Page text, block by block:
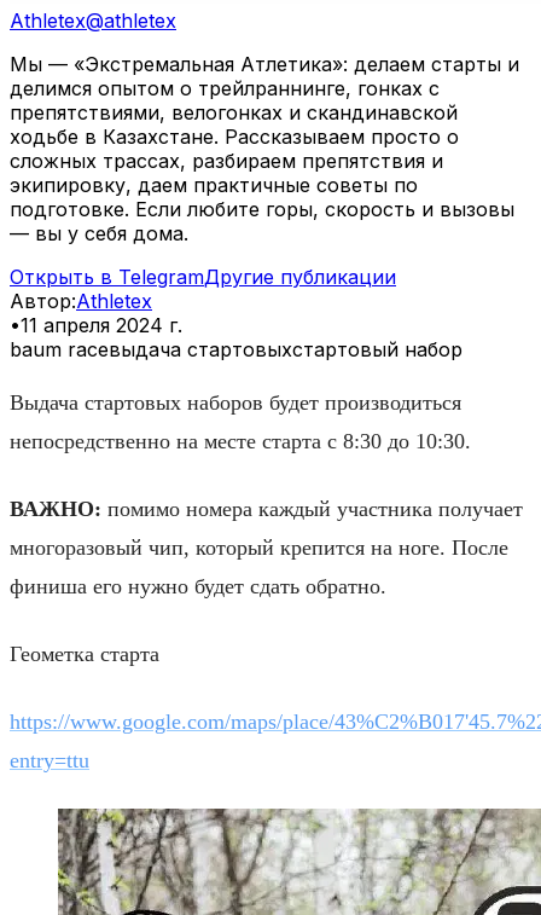
Athletex@athletex
Мы — «Экстремальная Атлетика»: делаем старты и
делимся опытом о трейлраннинге, гонках с
препятствиями, велогонках и скандинавской
ходьбе в Казахстане. Рассказываем просто о
сложных трассах, разбираем препятствия и
экипировку, даем практичные советы по
подготовке. Если любите горы, скорость и вызовы
— вы у себя дома.
Открыть в TelegramДругие публикации
Автор:Athletex
•11 апреля 2024 г.
baum raceвыдача стартовыхстартовый набор
Выдача стартовых наборов будет производиться
непосредственно на месте старта с 8:30 до 10:30.
ВАЖНО: помимо номера каждый участника получает
многоразовый чип, который крепится на ноге. После
финиша его нужно будет сдать обратно.
Геометка старта
https://www.google.com/maps/place/
entry=ttu